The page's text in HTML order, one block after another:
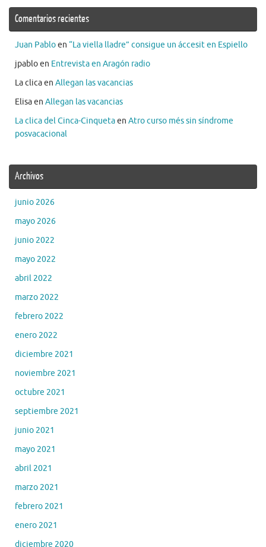
Comentarios recientes
Juan Pabloen “La viella lladre” consigue un áccesit en Espiello
jpabloen Entrevista en Aragón radio
La clicaen Allegan las vacancias
Elisaen Allegan las vacancias
La clica del Cinca-Cinquetaen Atro curso més sin síndrome
posvacacional
Archivos
junio 2026
mayo 2026
junio 2022
mayo 2022
abril 2022
marzo 2022
febrero 2022
enero 2022
diciembre 2021
noviembre 2021
octubre 2021
septiembre 2021
junio 2021
mayo 2021
abril 2021
marzo 2021
febrero 2021
enero 2021
diciembre 2020